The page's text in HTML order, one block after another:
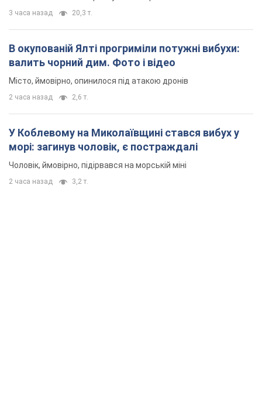
3 часа назад 20,3 т.
В окупованій Ялті прогриміли потужні вибухи:
валить чорний дим. Фото і відео
Місто, ймовірно, опинилося під атакою дронів
2 часа назад 2,6 т.
У Коблевому на Миколаївщині стався вибух у
морі: загинув чоловік, є постраждалі
Чоловік, ймовірно, підірвався на морській міні
2 часа назад 3,2 т.